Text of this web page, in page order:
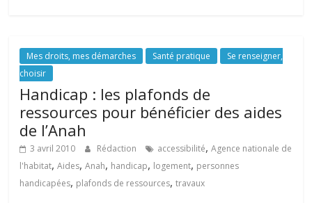
Mes droits, mes démarches Santé pratique
Se renseigner,
choisir
Handicap : les plafonds de
ressources pour bénéficier des aides
de l’Anah
3 avril 2010 Rédaction accessibilité,Agence nationale de
l'habitat,Aides,Anah, handicap, logement, personnes
handicapées, plafonds de ressources,travaux